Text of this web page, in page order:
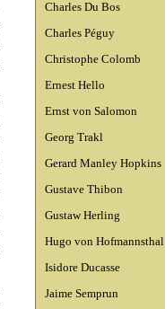
Charles Du Bos
Charles Péguy
Christophe Colomb
Ernest Hello
Ernst von Salomon
Georg Trakl
Gerard Manley Hopkins
Gustave Thibon
Gustaw Herling
Hugo von Hofmannsthal
Isidore Ducasse
Jaime Semprun